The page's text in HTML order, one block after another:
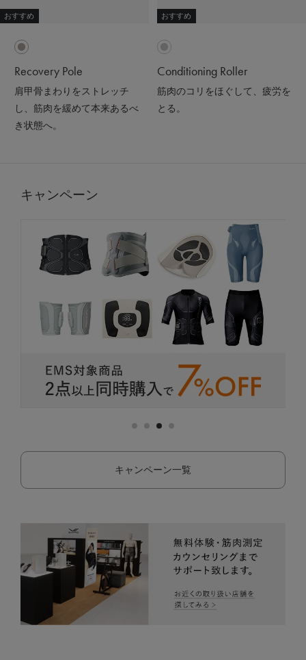
おすすめ
Recovery Pole
肩甲骨まわりをストレッチ
し、筋肉を緩めて本来あるべ
き状態へ。
おすすめ
Conditioning Roller
筋肉のコリをほぐして、疲労を
とる。
キャンペーン
キャンペーン一覧